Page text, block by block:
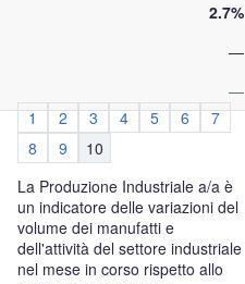
2.7%
—
—
1
2 3 4 5 6
7
8
9
10
La Produzione Industriale a/a è
un indicatore delle variazioni del
volume dei manufatti e
dell'attività del settore industriale
nel mese in corso rispetto allo